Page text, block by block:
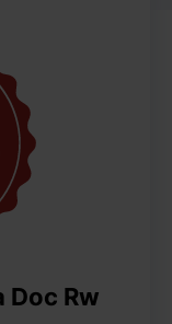
Doc Rw